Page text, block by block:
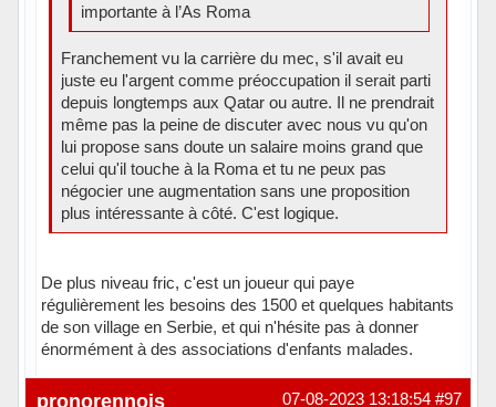
importante à l’As Roma
Franchement vu la carrière du mec, s'il avait eu
juste eu l'argent comme préoccupation il serait parti
depuis longtemps aux Qatar ou autre. Il ne prendrait
même pas la peine de discuter avec nous vu qu'on
lui propose sans doute un salaire moins grand que
celui qu'il touche à la Roma et tu ne peux pas
négocier une augmentation sans une proposition
plus intéressante à côté. C'est logique.
De plus niveau fric, c'est un joueur qui paye
régulièrement les besoins des 1500 et quelques habitants
de son village en Serbie, et qui n'hésite pas à donner
énormément à des associations d'enfants malades.
Hors ligne #97
07-08-2023 13:18:54
pronorennois